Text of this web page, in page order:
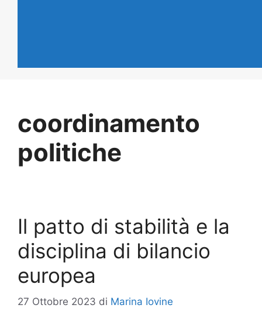
coordinamento
politiche
Il patto di stabilità e la
disciplina di bilancio
europea
27 Ottobre 2023 di Marina Iovine